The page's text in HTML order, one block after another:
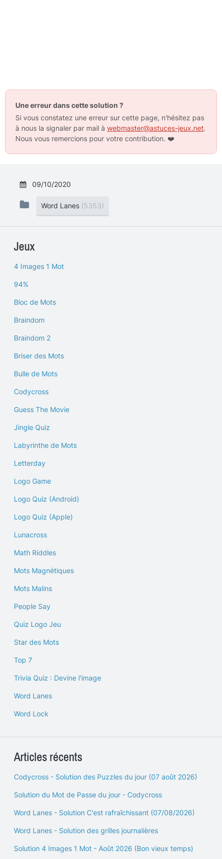
Une erreur dans cette solution ?
Si vous constatez une erreur sur cette page, n'hésitez pas
à nous la signaler par mail à webmaster@astuces-jeux.net.
Nous vous remercions pour votre contribution. ❤️
09/10/2020
Word Lanes (5353)
Jeux
4 Images 1 Mot
94%
Bloc de Mots
Braindom
Braindom 2
Briser des Mots
Bulle de Mots
Codycross
Guess The Movie
Jingle Quiz
Labyrinthe de Mots
Letterday
Logo Game
Logo Quiz (Android)
Logo Quiz (Apple)
Lunacross
Math Riddles
Mots Magnétiques
Mots Malins
People Say
Quiz Logo Jeu
Star des Mots
Top 7
Trivia Quiz : Devine l'image
Word Lanes
Word Lock
Articles récents
Codycross - Solution des Puzzles du jour (07 août 2026)
Solution du Mot de Passe du jour - Codycross
Word Lanes - Solution C'est rafraîchissant (07/08/2026)
Word Lanes - Solution des grilles journalières
Solution 4 Images 1 Mot - Août 2026 (Bon vieux temps)